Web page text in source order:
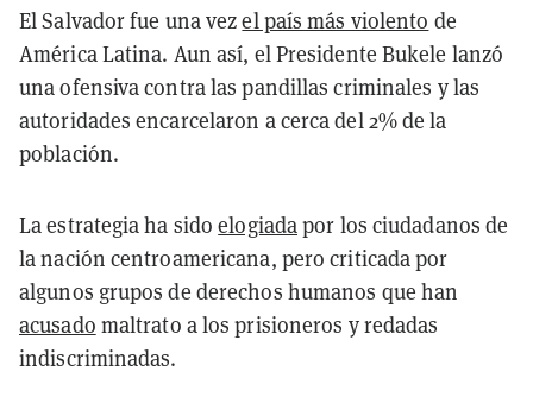
El Salvador fue una vezel país más violento de
América Latina. Aun así, el Presidente Bukele lanzó
una ofensiva contra las pandillas criminales y las
autoridades encarcelaron a cerca del 2% de la
población.
La estrategia ha sidoelogiadapor los ciudadanos de
la nación centroamericana, pero criticada por
algunos grupos de derechos humanos que han
acusado maltrato a los prisioneros y redadas
indiscriminadas.